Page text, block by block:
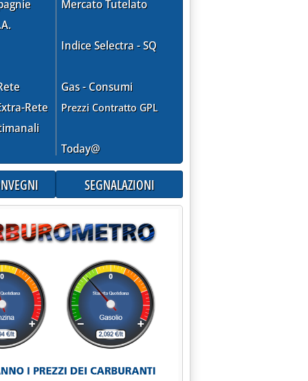
Rete
Mercato Tutelato
Indice Selectra - SQ
Gas - Consumi
Prezzi Contratto GPL
Today@
SEGNALAZIONI